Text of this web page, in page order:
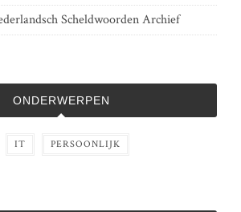
Scheldwoorden Archief
ONDERWERPEN
IT PERSOONLIJK